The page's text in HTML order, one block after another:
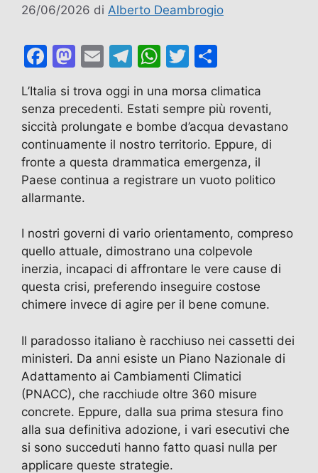
26/06/2026 di Alberto Deambrogio
F
c
e
b
o
o
M
st
o
d
o
n
E
ai
l
T
e
gr
a
m
W
at
s
A
p
p
T
itt
er
n
di
vi
di
L’Italia si trova oggi in una morsa climatica
senza precedenti. Estati sempre più roventi,
siccità prolungate e bombe d’acqua devastano
continuamente il nostro territorio. Eppure, di
fronte a questa drammatica emergenza, il
Paese continua a registrare un vuoto politico
allarmante.
I nostri governi di vario orientamento, compreso
quello attuale, dimostrano una colpevole
inerzia, incapaci di affrontare le vere cause di
questa crisi, preferendo inseguire costose
chimere invece di agire per il bene comune.
Il paradosso italiano è racchiuso nei cassetti dei
ministeri. Da anni esiste un Piano Nazionale di
Adattamento ai Cambiamenti Climatici
(PNACC), che racchiude oltre 360 misure
concrete. Eppure, dalla sua prima stesura fino
alla sua definitiva adozione, i vari esecutivi che
si sono succeduti hanno fatto quasi nulla per
applicare queste strategie.